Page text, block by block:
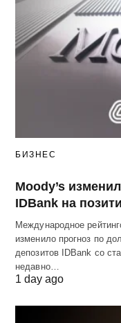
БИЗНЕС
Moody’s
IDBank на
Международное
изменило прогноз по
депозитов IDBank со
недавно…
1 day ago